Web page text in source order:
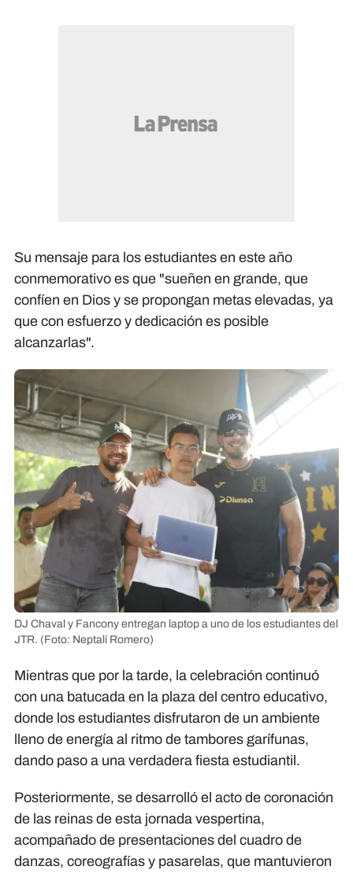
Su mensaje para los estudiantes en este año
conmemorativo es que "sueñen en grande, que
confíen en Dios y se propongan metas elevadas, ya
que con esfuerzo y dedicación es posible
alcanzarlas".
DJ Chaval y Fancony entregan laptop a uno de los estudiantes del
JTR. (Foto: Neptalí Romero)
Mientras que por la tarde, la celebración continuó
con una batucada en la plaza del centro educativo,
donde los estudiantes disfrutaron de un ambiente
lleno de energía al ritmo de tambores garífunas,
dando paso a una verdadera fiesta estudiantil.
Posteriormente, se desarrolló el acto de coronación
de las reinas de esta jornada vespertina,
acompañado de presentaciones del cuadro de
danzas, coreografías y pasarelas, que mantuvieron